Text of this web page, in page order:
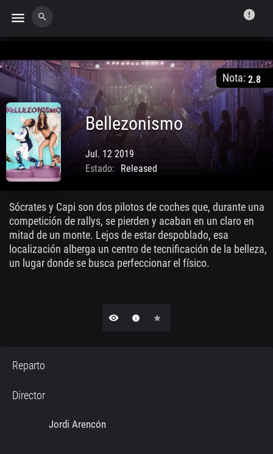
menu search error
Nota: 2.8
Bellezonismo
Jul. 12 2019
Estado:
Released
Sócrates y Capi son dos pilotos de coches que, durante una
competición de rallys, se pierden y acaban en un claro en
mitad de un monte. Lejos de estar despoblado, esa
localización alberga un centro de tecnificación de la belleza,
un lugar donde se busca perfeccionar el físico.
remove_red_eye info star
Reparto
Director
Jordi Arencón